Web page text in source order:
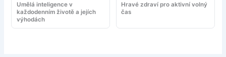
Umělá inteligence v
každodenním životě a jejích
výhodách
Hravé zdraví pro aktivní volný
čas